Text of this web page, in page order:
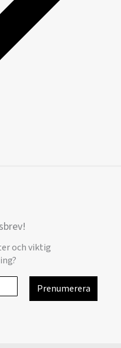
och viktig